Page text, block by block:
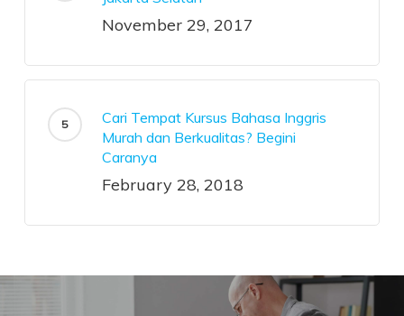
November 29, 2017
Cari Tempat Kursus Bahasa Inggris
Murah dan Berkualitas? Begini
Caranya
February 28, 2018